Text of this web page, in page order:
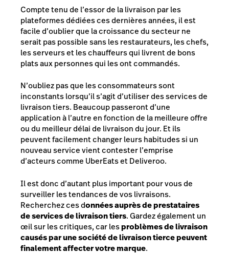
Compte tenu de l’essor de la livraison par les
plateformes dédiées ces dernières années, il est
facile d’oublier que la croissance du secteur ne
serait pas possible sans les restaurateurs, les chefs,
les serveurs et les chauffeurs qui livrent de bons
plats aux personnes qui les ont commandés.
N’oubliez pas que les consommateurs sont
inconstants lorsqu’il s’agit d’utiliser des services de
livraison tiers. Beaucoup passeront d’une
application à l’autre en fonction de la meilleure offre
ou du meilleur délai de livraison du jour. Et ils
peuvent facilement changer leurs habitudes si un
nouveau service vient contester l’emprise
d’acteurs comme UberEats et Deliveroo.
Il est donc d’autant plus important pour vous de
surveiller les tendances de vos livraisons.
Recherchez ces données auprès de prestataires
de services de livraison tiers. Gardez également un
œil sur les critiques, car lesproblèmes de livraison
causés par une société de livraison tierce peuvent
finalement affecter votre marque.